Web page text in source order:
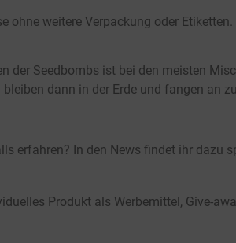
ohne weitere Verpackung oder
der Seedbombs ist bei den meisten
dann in der Erde und fangen an
erfahren? In den News findet ihr dazu
Produkt als Werbemittel, Give-